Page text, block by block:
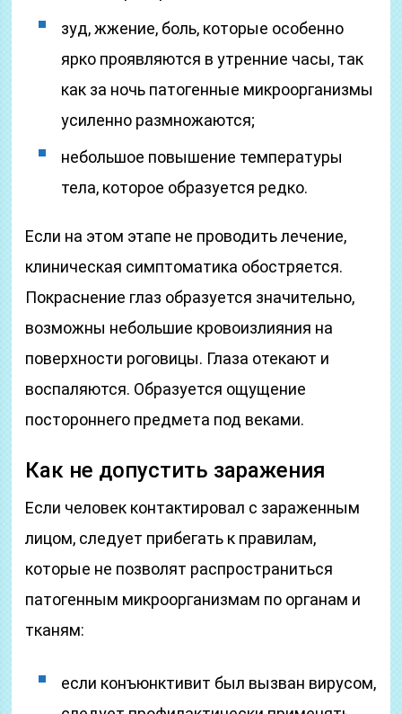
зуд, жжение, боль, которые особенно
ярко проявляются в утренние часы, так
как за ночь патогенные микроорганизмы
усиленно размножаются;
небольшое повышение температуры
тела, которое образуется редко.
Если на этом этапе не проводить лечение,
клиническая симптоматика обостряется.
Покраснение глаз образуется значительно,
возможны небольшие кровоизлияния на
поверхности роговицы. Глаза отекают и
воспаляются. Образуется ощущение
постороннего предмета под веками.
Как не допустить заражения
Если человек контактировал с зараженным
лицом, следует прибегать к правилам,
которые не позволят распространиться
патогенным микроорганизмам по органам и
тканям:
если конъюнктивит был вызван вирусом,